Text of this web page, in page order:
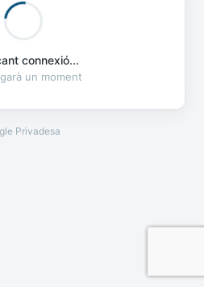
connexió...
un moment
Privadesa